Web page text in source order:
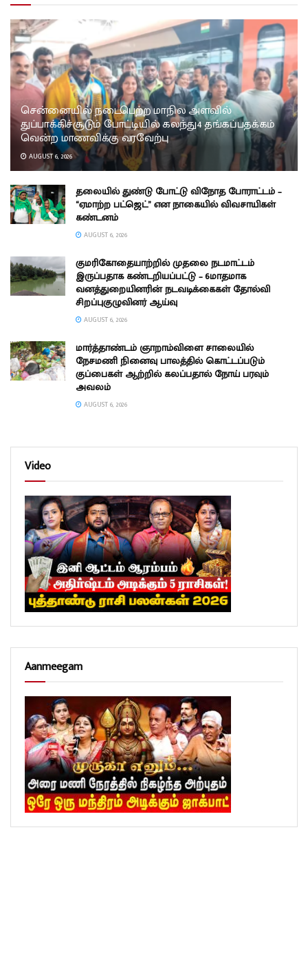
சென்னையில் நடைபெற்ற மாநில அளவில்
துப்பாக்கிச்சூடும் போட்டியில் கலந்து4 தங்கப்பதக்கம்
வென்ற மாணவிக்கு வரவேற்பு
AUGUST 6, 2026
தலையில் துண்டு போட்டு விநோத போராட்டம் –
“ஏமாற்ற பட்ஜெட்” என நாகையில் விவசாயிகள்
கண்டனம்
AUGUST 6, 2026
குமரிகோதையாற்றில் முதலை நடமாட்டம்
இருப்பதாக கண்டறியப்பட்டு – 6மாதமாக
வனத்துறையினரின் நடவடிக்கைகள் தோல்வி
சிறப்புகுழுவினர் ஆய்வு
AUGUST 6, 2026
மார்த்தாண்டம் ஞாறாம்விளை சாலையில்
நேசமணி நினைவு பாலத்தில் கொட்டப்படும்
குப்பைகள் ஆற்றில் கலப்பதால் நோய் பரவும்
அவலம்
AUGUST 6, 2026
Video
Aanmeegam